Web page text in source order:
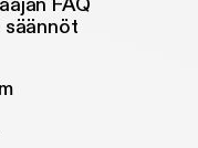
säännöt